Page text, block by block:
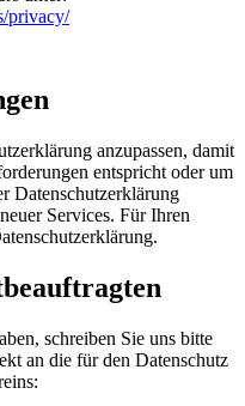
privacy/
anzupassen, damit
entspricht oder um
Datenschutzerklärung
Services. Für Ihren
schreiben Sie uns bitte
an die für den Datenschutz